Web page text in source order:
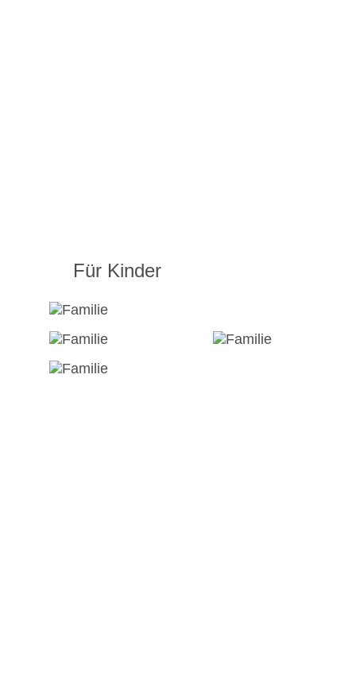
Für Kinder